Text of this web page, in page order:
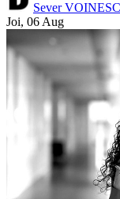
Sever
Joi, 06 Aug